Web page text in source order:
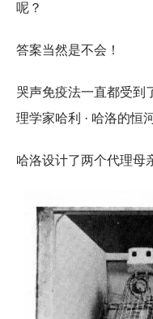
呢？
答案当然是不会！
哭声免疫法一直都受到
理学家哈利 · 哈洛的恒
哈洛设计了两个代理母